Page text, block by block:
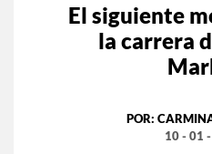
El siguiente
la carrera
POR:
10 - 01